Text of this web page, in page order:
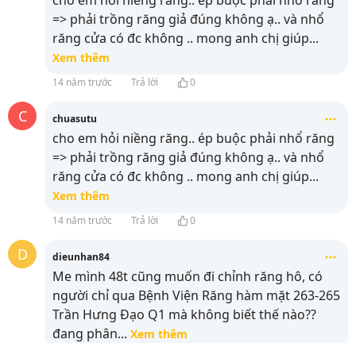
=> phải trồng răng giả đúng không ạ.. và nhổ
răng cửa có đc không .. mong anh chị giúp...
Xem thêm
14 năm trước Trả lời 0
C chuasutu
cho em hỏi niềng răng.. ép buộc phải nhổ răng
=> phải trồng răng giả đúng không ạ.. và nhổ
răng cửa có đc không .. mong anh chị giúp...
Xem thêm
14 năm trước Trả lời 0
D dieunhan84
Me mình 48t cũng muốn đi chỉnh răng hô, có
người chỉ qua Bệnh Viện Răng hàm mặt 263-265
Trần Hưng Đạo Q1 mà không biết thế nào??
đang phân... Xem thêm